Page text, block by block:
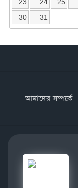
30
31
আমাদের সম্পর্কে